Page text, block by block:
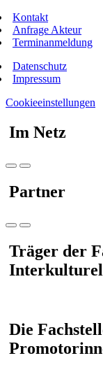
Kontakt
Anfrage Akteur
Terminanmeldung
Datenschutz
Impressum
Cookieeinstellungen
Im Netz
Partner
Träger der
Die